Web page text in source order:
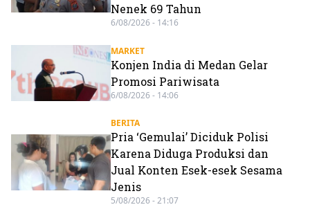
Nenek 69 Tahun
6/08/2026 - 14:16
MARKET
Konjen India di Medan Gelar
Promosi Pariwisata
6/08/2026 - 14:06
BERITA
Pria ‘Gemulai’ Diciduk Polisi
Karena Diduga Produksi dan
Jual Konten Esek-esek Sesama
Jenis
5/08/2026 - 21:07